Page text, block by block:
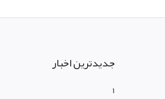
جدیدترین اخبار
1